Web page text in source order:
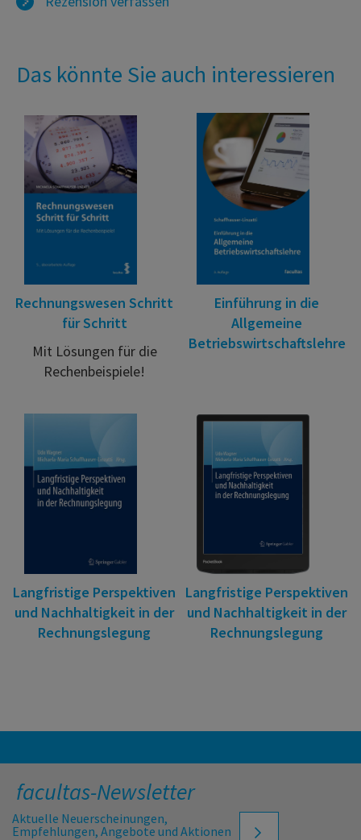
Das könnte Sie auch interessieren
Rechnungswesen Schritt
für Schritt
Mit Lösungen für die
Rechenbeispiele!
Einführung in die
Allgemeine
Betriebswirtschaftslehre
Langfristige Perspektiven
und Nachhaltigkeit in der
Rechnungslegung
Langfristige Perspektiven
und Nachhaltigkeit in der
Rechnungslegung
facultas-Newsletter
Aktuelle Neuerscheinungen,
Empfehlungen, Angebote und Aktionen